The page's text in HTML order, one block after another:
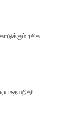
ரசிக
உதயநிதி!